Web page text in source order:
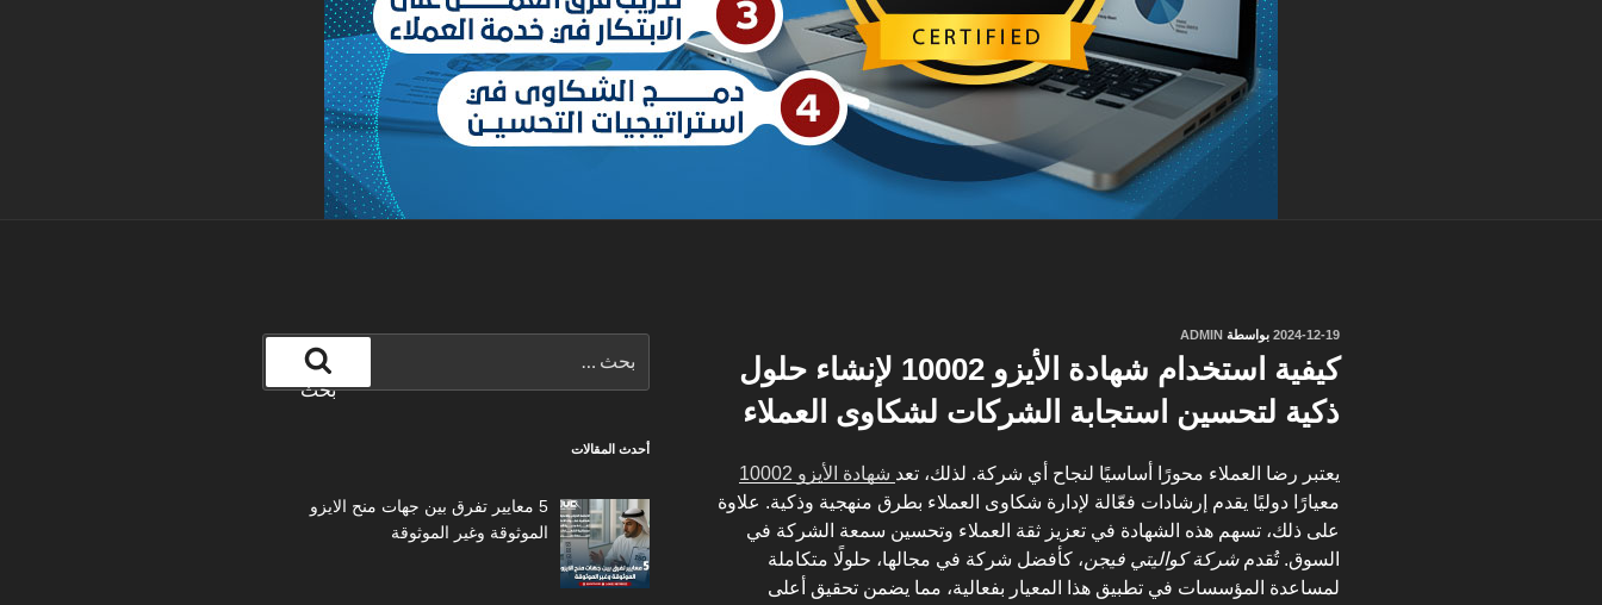
نُشر
في
2024-12-19 بواسطة ADMIN
كيفية استخدام شهادة الأيزو 10002 لإنشاء حلول
ذكية لتحسين استجابة الشركات لشكاوى العملاء
يعتبر رضا العملاء محورًا أساسيًا لنجاح أي شركة. لذلك، تعد شهادة الأيزو 10002
معيارًا دوليًا يقدم إرشادات فعّالة لإدارة شكاوى العملاء بطرق منهجية وذكية. علاوة
على ذلك، تسهم هذه الشهادة في تعزيز ثقة العملاء وتحسين سمعة الشركة في
السوق. تُقدمشركة كواليتي فيجن، كأفضل شركة في مجالها، حلولًا متكاملة
لمساعدة المؤسسات في تطبيق هذا المعيار بفعالية، مما يضمن تحقيق أعلى
عن:
بحث
أحدث المقالات
5 معايير تفرق بين جهات منح الايزو
الموثوقة وغير الموثوقة